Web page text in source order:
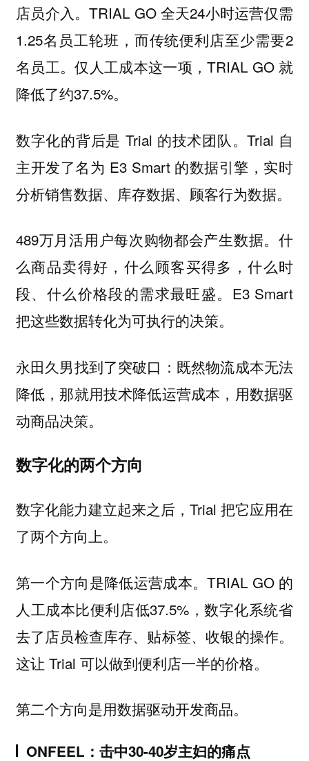
店员介入。TRIAL GO 全天24小时运营仅需
1.25名员工轮班，而传统便利店至少需要2
名员工。仅人工成本这一项，TRIAL GO 就
降低了约37.5%。
数字化的背后是 Trial 的技术团队。Trial 自
主开发了名为 E3 Smart 的数据引擎，实时
分析销售数据、库存数据、顾客行为数据。
489万月活用户每次购物都会产生数据。什
么商品卖得好，什么顾客买得多，什么时
段、什么价格段的需求最旺盛。E3 Smart
把这些数据转化为可执行的决策。
永田久男找到了突破口：既然物流成本无法
降低，那就用技术降低运营成本，用数据驱
动商品决策。
数字化的两个方向
数字化能力建立起来之后，Trial 把它应用在
了两个方向上。
第一个方向是降低运营成本。TRIAL GO 的
人工成本比便利店低37.5%，数字化系统省
去了店员检查库存、贴标签、收银的操作。
这让 Trial 可以做到便利店一半的价格。
第二个方向是用数据驱动开发商品。
ONFEEL：击中30-40岁主妇的痛点